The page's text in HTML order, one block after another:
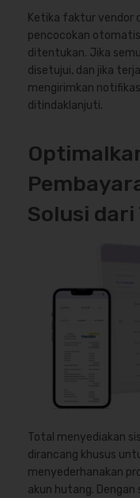
Ketika faktur vendor
pencocokan
ditentukan. Jika
disetujui, dan jika
mengirimkan
ditindaklanjuti.
Solusi dari
Total menyediakan
dirancang khusus
menyederhanakan
akun hutang.